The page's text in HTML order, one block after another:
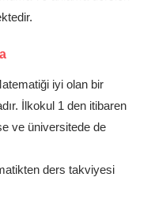
iyi olan bir
İlkokul 1 den itibaren
ve üniversitede de
ders takviyesi